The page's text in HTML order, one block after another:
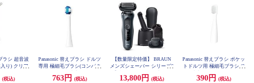
ラシ 超音波
り) クリア
(税込)
Panasonic 替えブラシ ドルツ
専用 極細毛ブラシ(コンパク
W
763円 (税込)
【数量限定特価】 BRAUN
メンズシェーバー シリーズ6
お風呂剃り対応/充電式/ブラ
13,800円
(税込)
Panasonic 替えブラシ ポケッ
トドルツ用 極細毛ブラシ (2
390円
(税込)